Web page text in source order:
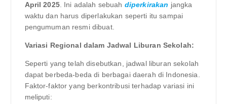
April 2025. Ini adalah sebuah diperkirakan jangka
waktu dan harus diperlakukan seperti itu sampai
pengumuman resmi dibuat.
Variasi Regional dalam Jadwal Liburan Sekolah:
Seperti yang telah disebutkan, jadwal liburan sekolah
dapat berbeda-beda di berbagai daerah di Indonesia.
Faktor-faktor yang berkontribusi terhadap variasi ini
meliputi: